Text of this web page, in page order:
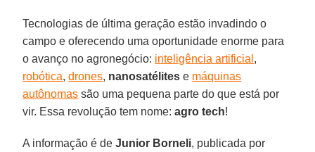
Tecnologias de última geração estão invadindo o
campo e oferecendo uma oportunidade enorme para
o avanço no agronegócio: inteligência artificial ,
robótica,drones, nanosatélites e máquinas
autônomas são uma pequena parte do que está por
vir. Essa revolução tem nome:agro tech!
A informação é de Junior Borneli, publicada por